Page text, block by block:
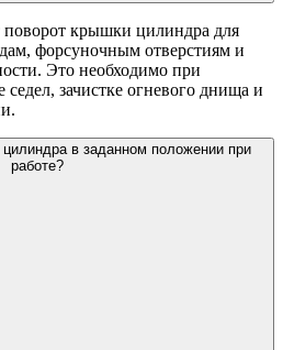
поворот крышки цилиндра для
форсуночным отверстиям и
Это необходимо при
зачистке огневого днища и
в заданном положении при
работе?